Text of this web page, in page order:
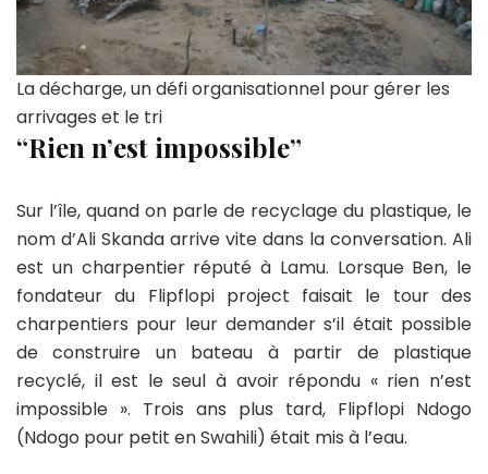
La décharge, un défi organisationnel pour gérer les
arrivages et le tri
“Rien n’est impossible”
Sur l’île, quand on parle de recyclage du plastique, le
nom d’Ali Skanda arrive vite dans la conversation. Ali
est un charpentier réputé à Lamu. Lorsque Ben, le
fondateur du Flipflopi project faisait le tour des
charpentiers pour leur demander s’il était possible
de construire un bateau à partir de plastique
recyclé, il est le seul à avoir répondu « rien n’est
impossible ». Trois ans plus tard, Flipflopi Ndogo
(Ndogo pour petit en Swahili) était mis à l’eau.